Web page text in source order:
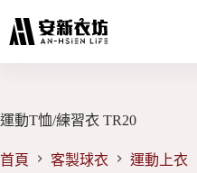
至
容
運動T恤/練習衣 TR20
首頁 客製球衣 運動上衣